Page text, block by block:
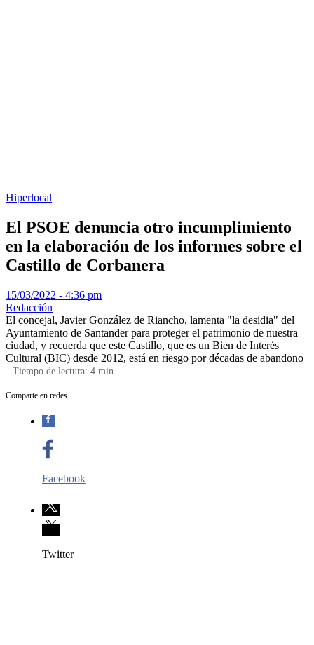
Hiperlocal
El PSOE denuncia otro incumplimiento
en la elaboración de los informes sobre el
Castillo de Corbanera
15/03/2022 - 4:36 pm
Redacción
El concejal, Javier González de Riancho, lamenta "la desidia" del
Ayuntamiento de Santander para proteger el patrimonio de nuestra
ciudad, y recuerda que este Castillo, que es un Bien de Interés
Cultural (BIC) desde 2012, está en riesgo por décadas de abandono
Tiempo de lectura: 4 min
Comparte en redes
Facebook
Twitter